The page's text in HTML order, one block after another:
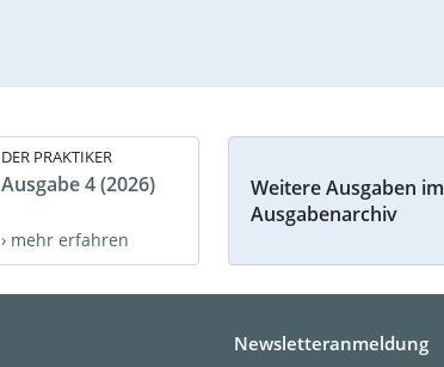
DER PRAKTIKER
Ausgabe 4 (2026)
› mehr erfahren
Weitere Ausgaben im
Ausgabenarchiv
Newsletteranmeldung